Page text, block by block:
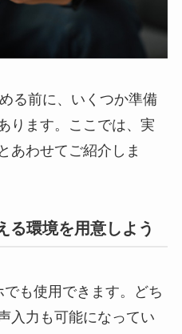
る前に、いくつか準備
ります。ここでは、実
あわせてご紹介しま
る環境を用意しよう
も使用できます。どち
入力も可能になってい